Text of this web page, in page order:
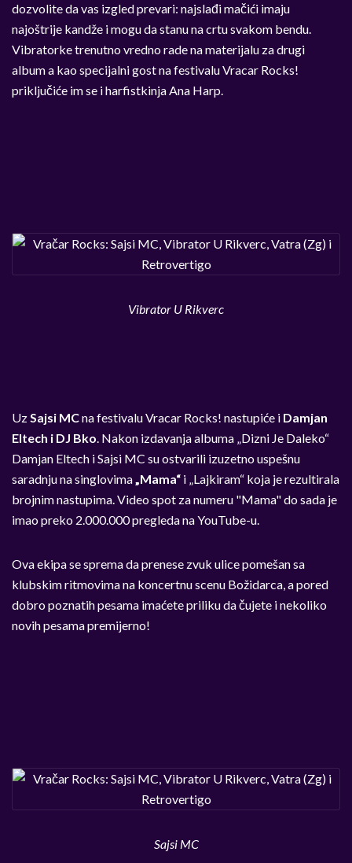
dozvolite da vas izgled prevari: najslađi mačići imaju
najoštrije kandže i mogu da stanu na crtu svakom bendu.
Vibratorke trenutno vredno rade na materijalu za drugi
album a kao specijalni gost na festivalu Vracar Rocks!
priključiće im se i harfistkinja Ana Harp.
Vibrator U Rikverc
UzSajsi MCna festivalu Vracar Rocks! nastupiće i Damjan
Eltech i DJ Bko. Nakon izdavanja albuma „Dizni Je Daleko“
Damjan Eltech i Sajsi MC su ostvarili izuzetno uspešnu
saradnju na singlovima„Mama“ i „Lajkiram“ koja je rezultirala
brojnim nastupima. Video spot za numeru "Mama" do sada je
imao preko 2.000.000 pregleda na YouTube-u.
Ova ekipa se sprema da prenese zvuk ulice pomešan sa
klubskim ritmovima na koncertnu scenu Božidarca, a pored
dobro poznatih pesama imaćete priliku da čujete i nekoliko
novih pesama premijerno!
Sajsi MC